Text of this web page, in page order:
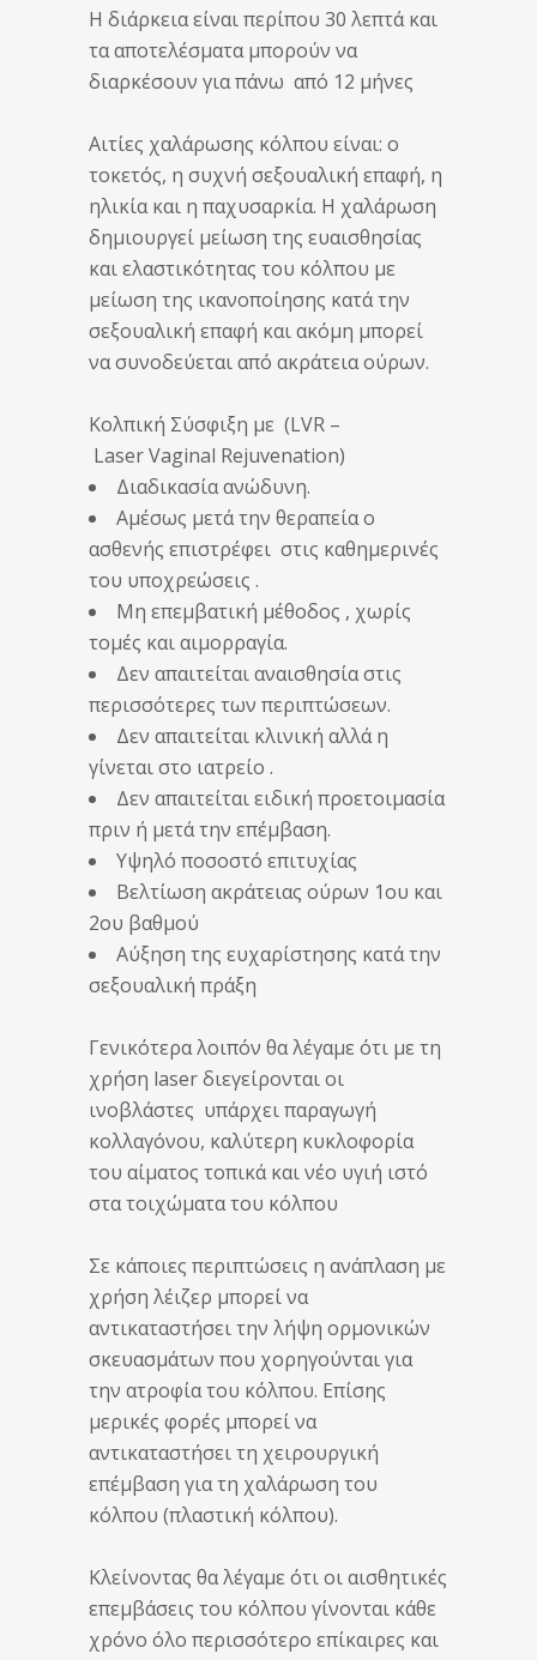
Η διάρκεια είναι περίπου 30 λεπτά και
τα αποτελέσματα μπορούν να
διαρκέσουν για πάνω από 12 μήνες
Αιτίες χαλάρωσης κόλπου είναι: ο
τοκετός, η συχνή σεξουαλική επαφή, η
ηλικία και η παχυσαρκία. Η χαλάρωση
δημιουργεί μείωση της ευαισθησίας
και ελαστικότητας του κόλπου με
μείωση της ικανοποίησης κατά την
σεξουαλική επαφή και ακόμη μπορεί
να συνοδεύεται από ακράτεια ούρων.
Κολπική Σύσφιξη με (LVR –
Laser Vaginal Rejuvenation)
Διαδικασία ανώδυνη.
Αμέσως μετά την θεραπεία ο
ασθενής επιστρέφει στις καθημερινές
του υποχρεώσεις .
Μη επεμβατική μέθοδος , χωρίς
τομές και αιμορραγία.
Δεν απαιτείται αναισθησία στις
περισσότερες των περιπτώσεων.
Δεν απαιτείται κλινική αλλά η
γίνεται στο ιατρείο .
Δεν απαιτείται ειδική προετοιμασία
πριν ή μετά την επέμβαση.
Υψηλό ποσοστό επιτυχίας
Βελτίωση ακράτειας ούρων 1ου και
2ου βαθμού
Αύξηση της ευχαρίστησης κατά την
σεξουαλική πράξη
Γενικότερα λοιπόν θα λέγαμε ότι με τη
χρήση laser διεγείρονται οι
ινοβλάστες υπάρχει παραγωγή
κολλαγόνου, καλύτερη κυκλοφορία
του αίματος τοπικά και νέο υγιή ιστό
στα τοιχώματα του κόλπου
Σε κάποιες περιπτώσεις η ανάπλαση με
χρήση λέιζερ μπορεί να
αντικαταστήσει την λήψη ορμονικών
σκευασμάτων που χορηγούνται για
την ατροφία του κόλπου. Επίσης
μερικές φορές μπορεί να
αντικαταστήσει τη χειρουργική
επέμβαση για τη χαλάρωση του
κόλπου (πλαστική κόλπου).
Κλείνοντας θα λέγαμε ότι οι αισθητικές
επεμβάσεις του κόλπου γίνονται κάθε
χρόνο όλο περισσότερο επίκαιρες και